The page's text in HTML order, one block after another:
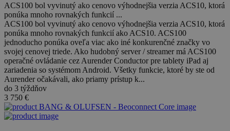
ACS100 bol vyvinutý ako cenovo výhodnejšia verzia ACS10, ktorá
ponúka mnoho rovnakých funkcií ...
ACS100 bol vyvinutý ako cenovo výhodnejšia verzia ACS10, ktorá
ponúka mnoho rovnakých funkcií ako ACS10. ACS100
jednoducho ponúka oveľa viac ako iné konkurenčné značky vo
svojej cenovej triede. Ako hudobný server / streamer má ACS100
operačné ovládanie cez Aurender Conductor pre tablety iPad aj
zariadenia so systémom Android. Všetky funkcie, ktoré by ste od
Aurender očakávali, ako priamy prístup k...
do 3 týždňov
3 750 €